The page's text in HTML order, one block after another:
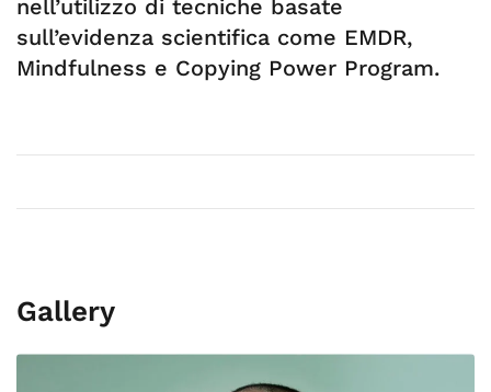
nell’utilizzo di tecniche basate
sull’evidenza scientifica come EMDR,
Mindfulness e Copying Power Program.
Gallery